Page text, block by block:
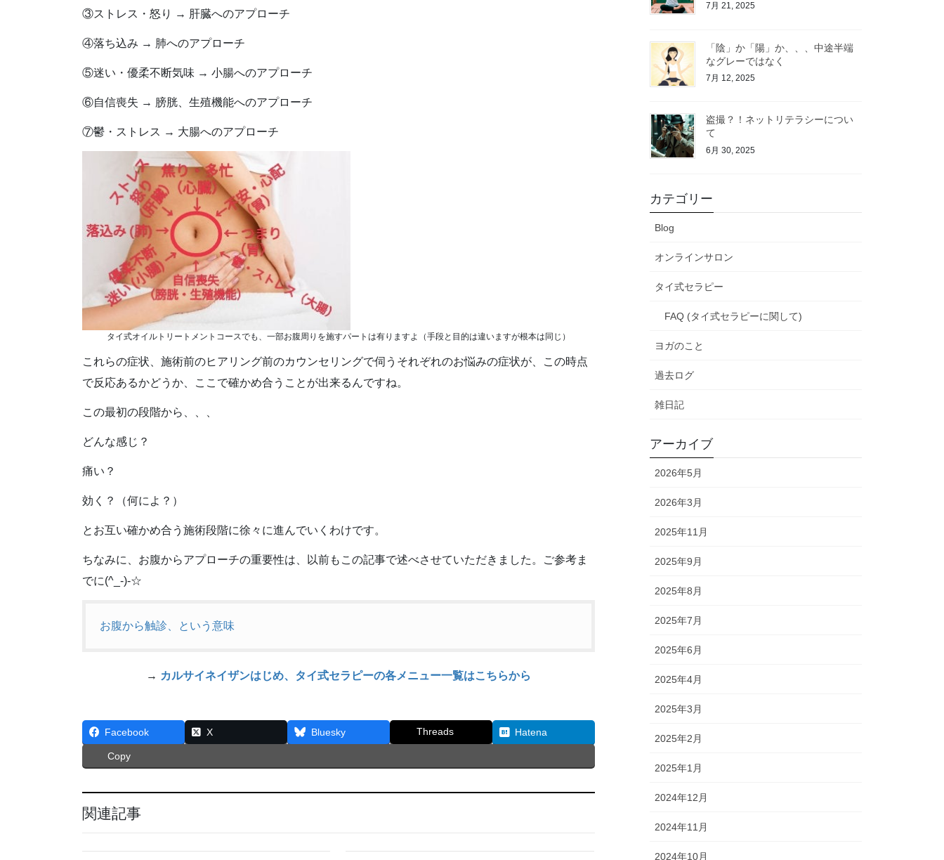
③ストレス・怒り → 肝臓へのアプローチ
④落ち込み → 肺へのアプローチ
⑤迷い・優柔不断気味 → 小腸へのアプローチ
⑥自信喪失 → 膀胱、生殖機能へのアプローチ
⑦鬱・ストレス → 大腸へのアプローチ
タイ式オイルトリートメントコースでも、一部お腹周りを施すパートは有りますよ（手段と目的は違いますが根本は同じ）
これらの症状、施術前のヒアリング前のカウンセリングで伺うそれぞれのお悩みの症状が、この時点
で反応あるかどうか、ここで確かめ合うことが出来るんですね。
この最初の段階から、、、
どんな感じ？
痛い？
効く？（何によ？）
とお互い確かめ合う施術段階に徐々に進んでいくわけです。
ちなみに、お腹からアプローチの重要性は、以前もこの記事で述べさせていただきました。ご参考ま
でに(^_-)-☆
お腹から触診、という意味
→ カルサイネイザンはじめ、タイ式セラピーの各メニュー一覧はこちらから
Facebook X Bluesky Threads Hatena
Copy
関連記事
7月 21, 2025
「陰」か「陽」か、、、中途半端
なグレーではなく
7月 12, 2025
盗撮？！ネットリテラシーについ
て
6月 30, 2025
カテゴリー
Blog
オンラインサロン
タイ式セラピー
FAQ (タイ式セラピーに関して)
ヨガのこと
過去ログ
雑日記
アーカイブ
2026年5月
2026年3月
2025年11月
2025年9月
2025年8月
2025年7月
2025年6月
2025年4月
2025年3月
2025年2月
2025年1月
2024年12月
2024年11月
2024年10月